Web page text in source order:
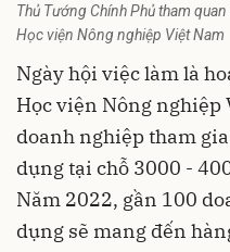
Thủ Tướng Chính Phủ tham
Học viện Nông nghiệp Việt Nam
Ngày hội việc làm là
Học viện Nông nghiệp
doanh nghiệp tham
dụng tại chỗ 3000 -
Năm 2022, gần 100
dụng sẽ mang đến